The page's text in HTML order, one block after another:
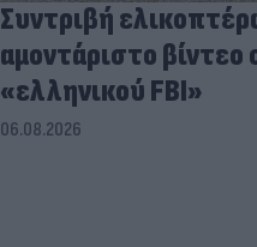
Συντριβή
αμοντάριστο βίντεο
«ελληνικού FBI»
06.08.2026